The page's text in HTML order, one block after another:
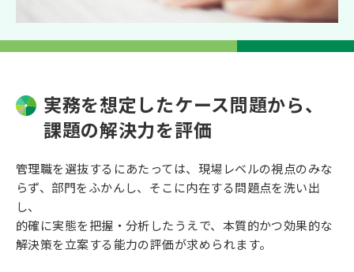
実務を想定したケース問題から、
課題の解決力を評価
管理職を選抜するにあたっては、現場レベルの視点のみな
らず、部門をふかんし、そこに内在する問題点を洗い出
し、
的確に実態を把握・分析したうえで、本質的かつ効果的な
解決策を立案する能力の評価が求められます。